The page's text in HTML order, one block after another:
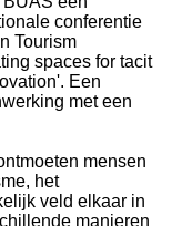
conferentie
Tourism
spaces for tacit
Een
met een
mensen
het
veld elkaar in
manieren